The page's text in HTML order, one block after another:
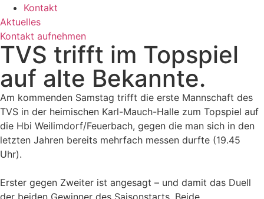
Kontakt
Aktuelles
Kontakt aufnehmen
TVS trifft im Topspiel
auf alte Bekannte.
Am kommenden Samstag trifft die erste Mannschaft des
TVS in der heimischen Karl-Mauch-Halle zum Topspiel auf
die Hbi Weilimdorf/Feuerbach, gegen die man sich in den
letzten Jahren bereits mehrfach messen durfte (19.45
Uhr).
Erster gegen Zweiter ist angesagt – und damit das Duell
der beiden Gewinner des Saisonstarts. Beide